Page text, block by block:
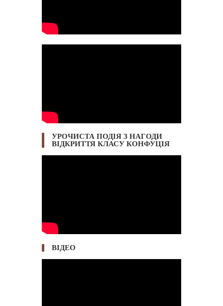
УРОЧИСТА ПОДІЯ З НАГОДИ
ВІДКРИТТЯ КЛАСУ КОНФУЦІЯ
ВІДЕО